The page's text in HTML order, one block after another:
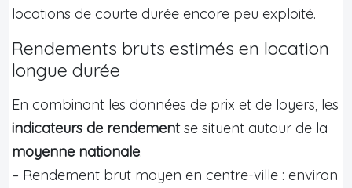
locations de courte durée encore peu exploité.
Rendements bruts estimés en location
longue durée
En combinant les données de prix et de loyers, les
indicateurs de rendementse situent autour de la
moyenne nationale.
– Rendement brut moyen en centre-ville : environ